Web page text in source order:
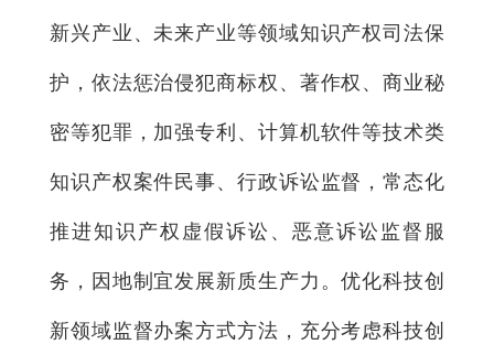
新兴产业、未来产业等领域知识产权司法保
护，依法惩治侵犯商标权、著作权、商业秘
密等犯罪，加强专利、计算机软件等技术类
知识产权案件民事、行政诉讼监督，常态化
推进知识产权虚假诉讼、恶意诉讼监督服
务，因地制宜发展新质生产力。优化科技创
新领域监督办案方式方法，充分考虑科技创